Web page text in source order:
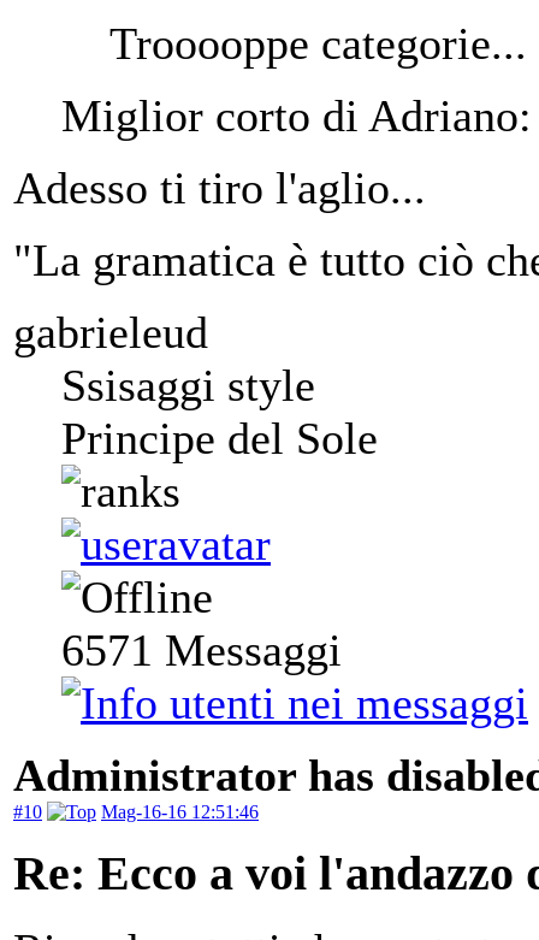
Trooooppe categorie...
Miglior corto di
Adesso ti tiro l'aglio...
"La gramatica è tutto ciò
gabrieleud
Ssisaggi style
Principe del Sole
6571 Messaggi
Administrator has
#10 Mag-16-16 12:51:46
Re: Ecco a voi l'andazzo